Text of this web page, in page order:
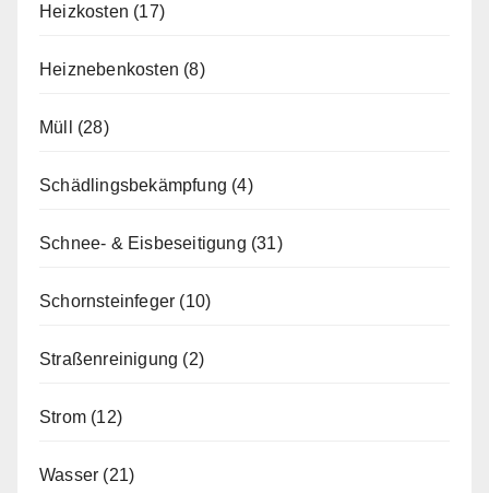
Heizkosten (17)
Heiznebenkosten (8)
Müll (28)
Schädlingsbekämpfung (4)
Schnee- & Eisbeseitigung (31)
Schornsteinfeger (10)
Straßenreinigung (2)
Strom (12)
Wasser (21)